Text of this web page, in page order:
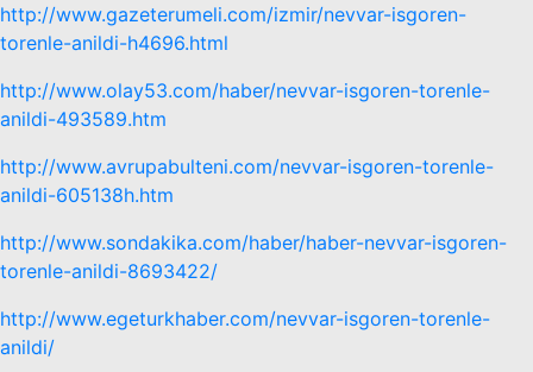
http://www.gazeterumeli.com/izmir/nevvar-isgoren-
torenle-anildi-h4696.html
http://www.olay53.com/haber/nevvar-isgoren-torenle-
anildi-493589.htm
http://www.avrupabulteni.com/nevvar-isgoren-torenle-
anildi-605138h.htm
http://www.sondakika.com/haber/haber-nevvar-isgoren-
torenle-anildi-8693422/
http://www.egeturkhaber.com/nevvar-isgoren-torenle-
anildi/